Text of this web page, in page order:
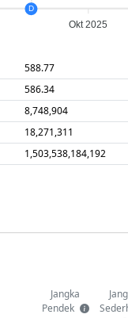
Okt 2025
D
588.77
586.34
8,748,904
18,271,311
1,503,538,184,192
Jangka
Pendek